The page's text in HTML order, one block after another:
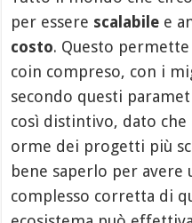
per essere scalabile e
costo. Questo
coin compreso, con i
secondo questi
così distintivo, dato
orme dei progetti più
bene saperlo per avere
complesso corretta di